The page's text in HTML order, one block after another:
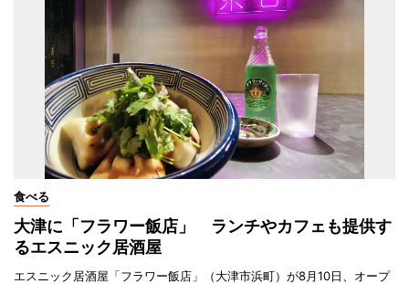
食べる
大津に「フラワー飯店」 ランチやカフェも提供す
るエスニック居酒屋
エスニック居酒屋「フラワー飯店」（大津市浜町）が8月10日、オープ